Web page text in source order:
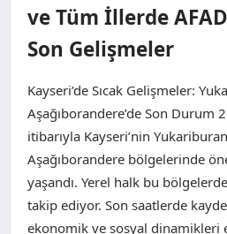
KÜLTÜR SANAT
TEKNOLOJI
ve Tüm İllerde
Son Gelişmeler
Kayseri’de Sıcak Gelişmeler:
Aşağıborandere’de Son Durum
itibarıyla Kayseri’nin
Aşağıborandere bölgelerinde
yaşandı. Yerel halk bu
takip ediyor. Son saatlerde
ekonomik ve sosyal dinamikleri